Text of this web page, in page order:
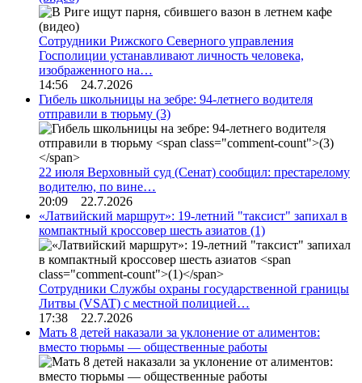
Сотрудники Рижского Северного управления
Госполиции устанавливают личность человека,
изображенного на…
14:56 24.7.2026
Гибель школьницы на зебре: 94-летнего водителя
отправили в тюрьму (3)
22 июля Верховный суд (Сенат) сообщил: престарелому
водителю, по вине…
20:09 22.7.2026
«Латвийский маршрут»: 19-летний "таксист" запихал в
компактный кроссовер шесть азиатов (1)
Сотрудники Службы охраны государственной границы
Литвы (VSAT) с местной полицией…
17:38 22.7.2026
Мать 8 детей наказали за уклонение от алиментов:
вместо тюрьмы — общественные работы